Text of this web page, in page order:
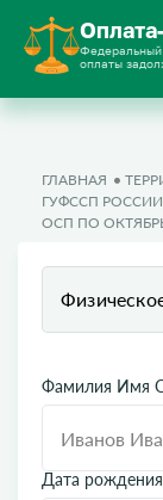
Федеральный
оплаты
ГЛАВНАЯ
ГУФССП
ОСП ПО
Фамилия Имя
Дата рождения